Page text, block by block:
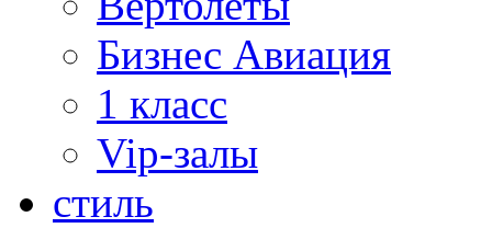
Бизнес Авиация
1 класс
Vip-залы
стиль